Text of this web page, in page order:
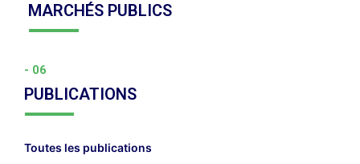
MARCHÉS PUBLICS
- 06
PUBLICATIONS
Toutes les publications